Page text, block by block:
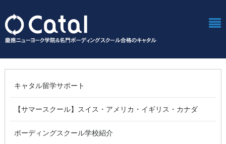
キャタル留学サポート
【サマースクール】スイス・アメリカ・イギリス・カナダ
ボーディングスクール学校紹介